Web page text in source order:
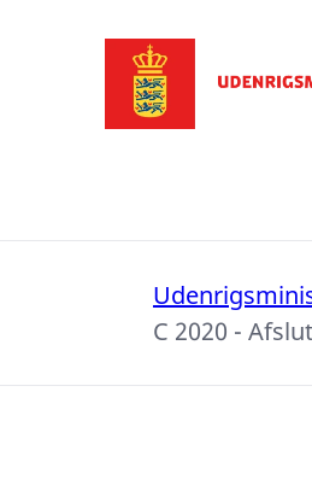
C 2020 -